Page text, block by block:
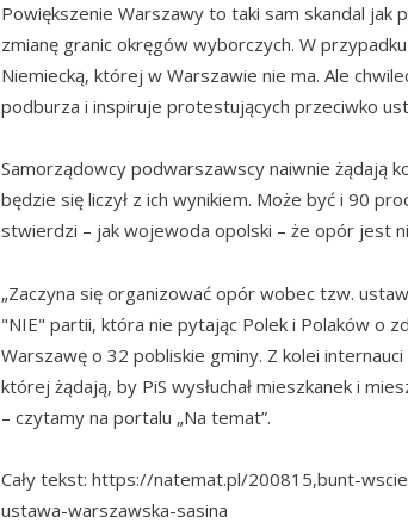
Powiększenie Warszawy to taki sam skandal jak
zmianę granic okręgów wyborczych. W
Niemiecką, której w Warszawie nie ma. Ale
podburza i inspiruje protestujących przeciwko
Samorządowcy podwarszawscy naiwnie żądają
będzie się liczył z ich wynikiem. Może być i 90
stwierdzi – jak wojewoda opolski – że opór jest
„Zaczyna się organizować opór wobec tzw.
"NIE" partii, która nie pytając Polek i Polaków o
Warszawę o 32 pobliskie gminy. Z kolei
której żądają, by PiS wysłuchał mieszkanek i
– czytamy na portalu „Na temat”.
Cały tekst: https://natemat.pl/200815,bunt-
ustawa-warszawska-sasina